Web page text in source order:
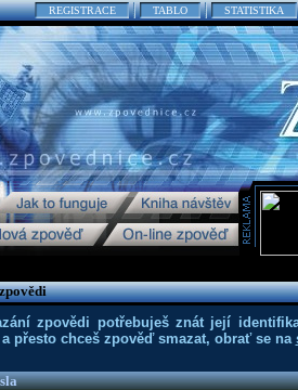
REGISTRACE TABLO STATISTIKA
zpovědi potřebuješ znát její
přesto chceš zpověď smazat, obrať se na